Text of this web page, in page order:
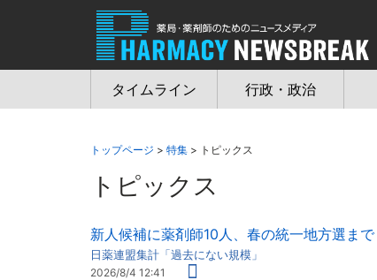
タイムライン 行政・政治
トップページ > 特集 > トピックス
トピックス
新人候補に薬剤師10人、春の統一地方選まで
日薬連盟集計「過去にない規模」
2026/8/4 12:41